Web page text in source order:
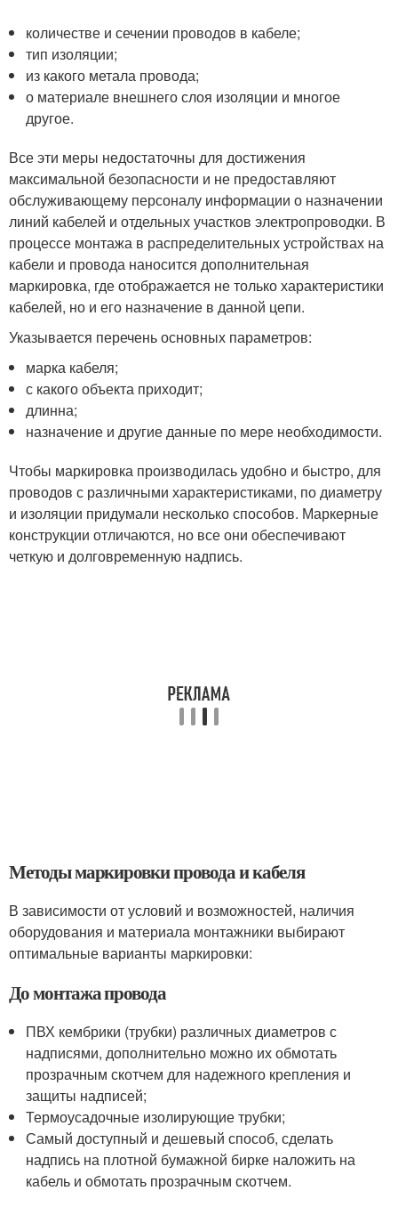
количестве и сечении проводов в кабеле;
тип изоляции;
из какого метала провода;
о материале внешнего слоя изоляции и многое
другое.
Все эти меры недостаточны для достижения
максимальной безопасности и не предоставляют
обслуживающему персоналу информации о назначении
линий кабелей и отдельных участков электропроводки. В
процессе монтажа в распределительных устройствах на
кабели и провода наносится дополнительная
маркировка, где отображается не только характеристики
кабелей, но и его назначение в данной цепи.
Указывается перечень основных параметров:
марка кабеля;
с какого объекта приходит;
длинна;
назначение и другие данные по мере необходимости.
Чтобы маркировка производилась удобно и быстро, для
проводов с различными характеристиками, по диаметру
и изоляции придумали несколько способов. Маркерные
конструкции отличаются, но все они обеспечивают
четкую и долговременную надпись.
Методы маркировки провода и кабеля
В зависимости от условий и возможностей, наличия
оборудования и материала монтажники выбирают
оптимальные варианты маркировки:
До монтажа провода
ПВХ кембрики (трубки) различных диаметров с
надписями, дополнительно можно их обмотать
прозрачным скотчем для надежного крепления и
защиты надписей;
Термоусадочные изолирующие трубки;
Самый доступный и дешевый способ, сделать
надпись на плотной бумажной бирке наложить на
кабель и обмотать прозрачным скотчем.